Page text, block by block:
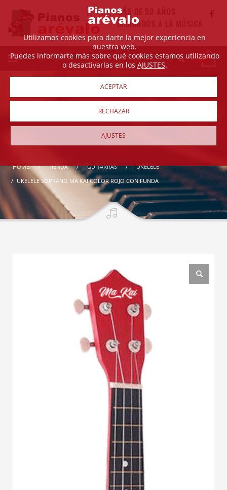
MÁS DE 50 AÑOS
DEDICADOS A LA MÚSICA
HOME TIENDA GUITARRAS
UKELELE
UKELELE SOPRANO MA KAI COLOR ROJO CON FUNDA
Utilizamos cookies para darte la mejor experiencia en
nuestra web.
Puedes informarte más sobre qué cookies estamos utilizando
o desactivarlas en los AJUSTES.
ACEPTAR
RECHAZAR
AJUSTES